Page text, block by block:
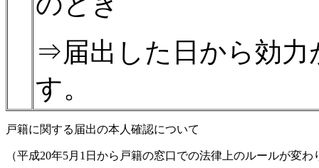
⇒届出した日から効力
す。
戸籍に関する届出の本人確認について
（平成20年5月1日から戸籍の窓口での法律上のルールが変わ